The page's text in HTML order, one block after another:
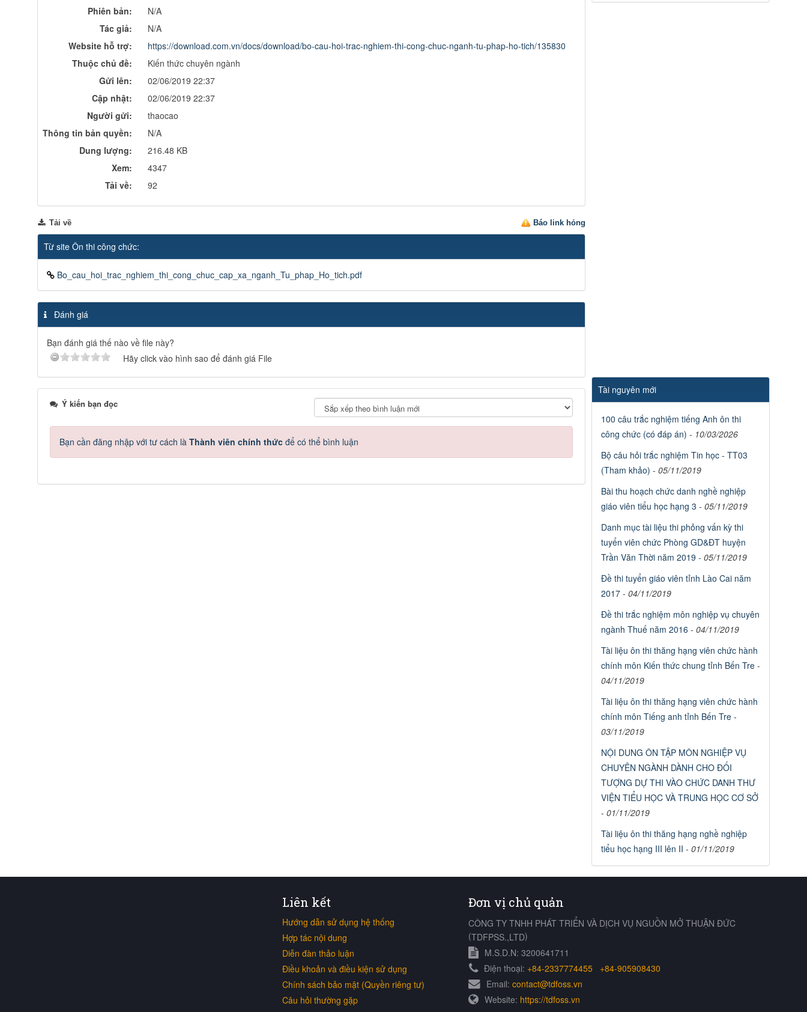
Phiên bản:
N/A
Tác giả:
N/A
Website hỗ trợ:
https://download.com.vn/docs/download/bo-cau-hoi-trac-nghiem-thi-cong-chuc-nganh-tu-phap-ho-tich/135830
Thuộc chủ đề:
Kiến thức chuyên ngành
Gửi lên:
02/06/2019 22:37
Cập nhật:
02/06/2019 22:37
Người gửi:
thaocao
Thông tin bản quyền:
N/A
Dung lượng:
216.48 KB
Xem:
4347
Tải về:
92
Báo link hỏng
Tải về
Từ site Ôn thi công chức:
Bo_cau_hoi_trac_nghiem_thi_cong_chuc_cap_xa_nganh_Tu_phap_Ho_tich.pdf
Đánh giá
Bạn đánh giá thế nào về file này?
Hãy click vào hình sao để đánh giá File
Ý kiến bạn đọc
Bạn cần đăng nhập với tư cách là Thành viên chính thức để có thể bình luận
Tài nguyên mới
100 câu trắc nghiệm tiếng Anh ôn thi
công chức (có đáp án) - 10/03/2026
Bộ câu hỏi trắc nghiệm Tin học - TT03
(Tham khảo) - 05/11/2019
Bài thu hoạch chức danh nghề nghiệp
giáo viên tiểu học hạng 3 - 05/11/2019
Danh mục tài liệu thi phỏng vấn kỳ thi
tuyển viên chức Phòng GD&ĐT huyện
Trần Văn Thời năm 2019 - 05/11/2019
Đề thi tuyển giáo viên tỉnh Lào Cai năm
2017- 04/11/2019
Đề thi trắc nghiệm môn nghiệp vụ chuyên
ngành Thuế năm 2016 - 04/11/2019
Tài liệu ôn thi thăng hạng viên chức hành
chính môn Kiến thức chung tỉnh Bến Tre-
04/11/2019
Tài liệu ôn thi thăng hạng viên chức hành
chính môn Tiếng anh tỉnh Bến Tre-
03/11/2019
NỘI DUNG ÔN TẬP MÔN NGHIỆP VỤ
CHUYÊN NGÀNH DÀNH CHO ĐỐI
TƯỢNG DỰ THI VÀO CHỨC DANH THƯ
VIỆN TIỂU HỌC VÀ TRUNG HỌC CƠ SỞ
- 01/11/2019
Tài liệu ôn thi thăng hạng nghề nghiệp
tiểu học hạng III lên II - 01/11/2019
Liên kết
Hướng dẫn sử dụng hệ thống
Hợp tác nội dung
Diễn đàn thảo luận
Điều khoản và điều kiện sử dụng
Chính sách bảo mật (Quyền riêng tư)
Câu hỏi thường gặp
Đơn vị chủ quản
CÔNG TY TNHH PHÁT TRIỂN VÀ DỊCH VỤ NGUỒN MỞ THUẬN ĐỨC
(TDFPSS.,LTD)
M.S.D.N: 3200641711
Điện thoại: +84-2337774455
+84-905908430
Email:contact@tdfoss.vn
Website: https://tdfoss.vn